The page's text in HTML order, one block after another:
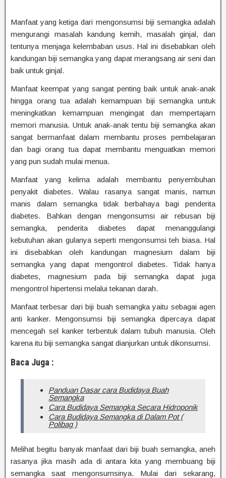
Manfaat yang ketiga dari mengonsumsi biji semangka adalah
mengurangi masalah kandung kemih, masalah ginjal, dan
tentunya menjaga kelembaban usus. Hal ini disebabkan oleh
kandungan biji semangka yang dapat merangsang air seni dan
baik untuk ginjal.
Manfaat keempat yang sangat penting baik untuk anak-anak
hingga orang tua adalah kemampuan biji semangka untuk
meningkatkan kemampuan mengingat dan mempertajam
memori manusia. Untuk anak-anak tentu biji semangka akan
sangat bermanfaat dalam membantu proses pembelajaran
dan bagi orang tua dapat membantu menguatkan memori
yang pun sudah mulai menua.
Manfaat yang kelima adalah membantu penyembuhan
penyakit diabetes. Walau rasanya sangat manis, namun
manis dalam semangka tidak berbahaya bagi penderita
diabetes. Bahkan dengan mengonsumsi air rebusan biji
semangka, penderita diabetes dapat menanggulangi
kebutuhan akan gulanya seperti mengonsumsi teh biasa. Hal
ini disebabkan oleh kandungan magnesium dalam biji
semangka yang dapat mengontrol diabetes. Tidak hanya
diabetes, magnesium pada biji semangka dapat juga
mengontrol hipertensi melalui tekanan darah.
Manfaat terbesar dari biji buah semangka yaitu sebagai agen
anti kanker. Mengonsumsi biji semangka dipercaya dapat
mencegah sel kanker terbentuk dalam tubuh manusia. Oleh
karena itu biji semangka sangat dianjurkan untuk dikonsumsi.
Baca Juga :
Panduan Dasar cara Budidaya Buah
Semangka
Cara Budidaya Semangka Secara Hidroponik
Cara Budidaya Semangka di Dalam Pot (
Polibag )
Melihat begitu banyak manfaat dari biji buah semangka, aneh
rasanya jika masih ada di antara kita yang membuang biji
semangka saat mengonsumsinya. Mulai dari sekarang,